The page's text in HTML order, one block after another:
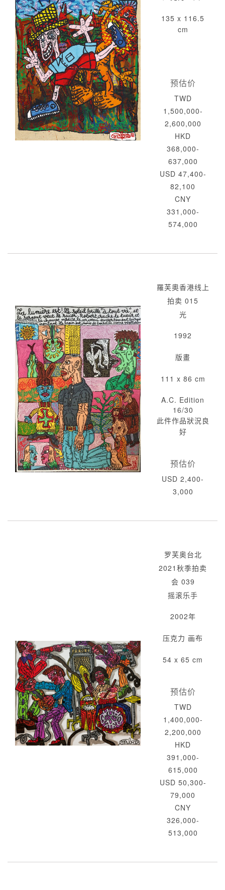
135 x 116.5
cm
预估价
TWD
1,500,000-
2,600,000
HKD
368,000-
637,000
USD 47,400-
82,100
CNY
331,000-
574,000
羅芙奧香港线上
拍卖 015
光
1992
版畫
111 x 86 cm
A.C. Edition
16/30
此件作品狀況良
好
预估价
USD 2,400-
3,000
罗芙奥台北
2021秋季拍卖
会 039
摇滚乐手
2002年
压克力 画布
54 x 65 cm
预估价
TWD
1,400,000-
2,200,000
HKD
391,000-
615,000
USD 50,300-
79,000
CNY
326,000-
513,000